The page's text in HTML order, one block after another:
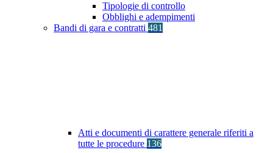
Tipologie di controllo
Obblighi e adempimenti
Bandi di gara e contratti 481
Atti e documenti di carattere generale riferiti a
tutte le procedure 136